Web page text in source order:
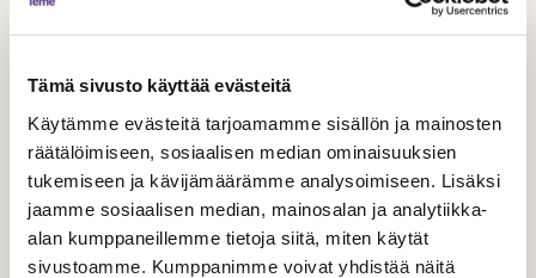
Tämä sivusto käyttää evästeitä
Käytämme evästeitä tarjoamamme sisällön ja mainosten
räätälöimiseen, sosiaalisen median ominaisuuksien
tukemiseen ja kävijämäärämme analysoimiseen. Lisäksi
jaamme sosiaalisen median, mainosalan ja analytiikka-
alan kumppaneillemme tietoja siitä, miten käytät
sivustoamme. Kumppanimme voivat yhdistää näitä
– Palkka, palkkio vai lasku (muista laskutuslisät,
laskutustiedot)Huom.Tee työsi mieluiten
palkkatyösuhteessa eikä laskulla. Tällä tavalla varmistat ,
että pysyt työttömyysturvan piirissä. Laskuttaessasi ei
työntekijää koskeva työlainsäädäntö ole turvanasi. Et
esimerkiksi ole työtapaturmavakuutettu, jos loukkaannut.